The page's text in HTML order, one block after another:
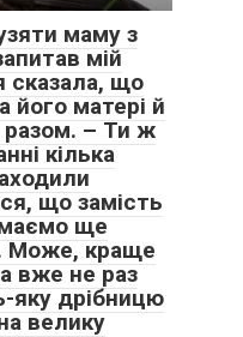
маму з
мій
сказала, що
його матері й
разом. – Ти ж
кілька
що замість
ще
Може, краще
вже не раз
яку дрібницю
велику